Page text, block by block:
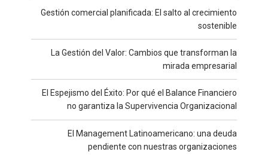
Gestión comercial planificada: El salto al crecimiento
sostenible
La Gestión del Valor: Cambios que transforman la
mirada empresarial
El Espejismo del Éxito: Por qué el Balance Financiero
no garantiza la Supervivencia Organizacional
El Management Latinoamericano: una deuda
pendiente con nuestras organizaciones